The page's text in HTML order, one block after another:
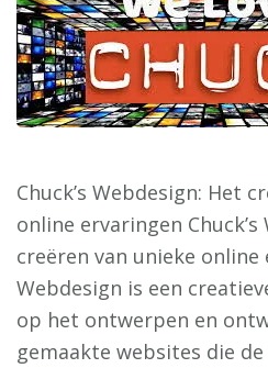
Chuck’s Webdesign: Het
online ervaringen
creëren van unieke online
Webdesign is een
op het ontwerpen en
gemaakte websites die